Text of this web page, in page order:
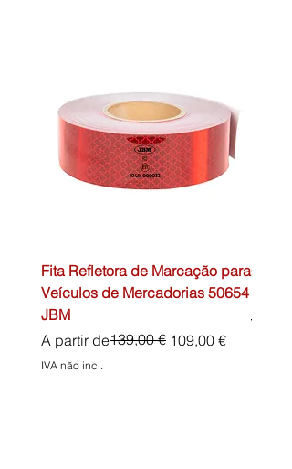
Fita Refletora de Marcação para
Veículos de Mercadorias 50654
JBM
A partir de
Preço normal139,00 € 109,00 €
Preço promocional
IVA não incl.
Preço
45,00 €